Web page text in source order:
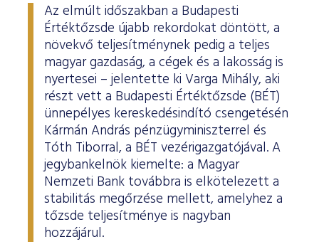
Az elmúlt időszakban a Budapesti
Értéktőzsde újabb rekordokat döntött, a
növekvő teljesítménynek pedig a teljes
magyar gazdaság, a cégek és a lakosság is
nyertesei – jelentette ki Varga Mihály, aki
részt vett a Budapesti Értéktőzsde (BÉT)
ünnepélyes kereskedésindító csengetésén
Kármán András pénzügyminiszterrel és
Tóth Tiborral, a BÉT vezérigazgatójával. A
jegybankelnök kiemelte: a Magyar
Nemzeti Bank továbbra is elkötelezett a
stabilitás megőrzése mellett, amelyhez a
tőzsde teljesítménye is nagyban
hozzájárul.